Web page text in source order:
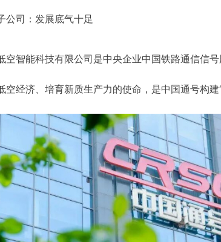
公司：发展底气十足
空智能科技有限公司是中央企业中国铁路通信信
空经济、培育新质生产力的使命，是中国通号构建